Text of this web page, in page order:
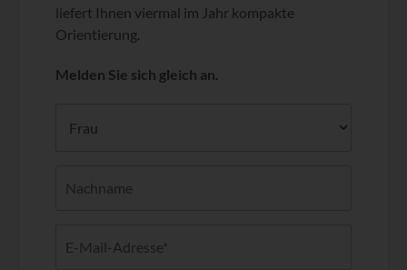
liefert Ihnen viermal im Jahr kompakte
Orientierung.
Melden Sie sich gleich an.